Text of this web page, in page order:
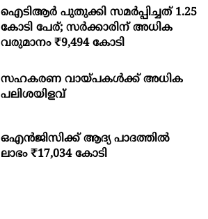
ഐടിആര്‍ പുതുക്കി സമർപ്പിച്ചത് 1.25
കോടി പേര്; സർക്കാരിന് അധിക
വരുമാനം ₹9,494 കോടി
സഹകരണ വായ്പകള്‍ക്ക് അധിക
പലിശയിളവ്
ഒഎന്‍ജിസിക്ക് ആദ്യ പാദത്തില്‍
ലാഭം ₹17,034 കോടി